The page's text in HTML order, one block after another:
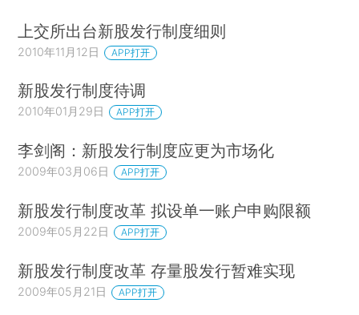
上交所出台新股发行制度细则
2010年11月12日 APP打开
新股发行制度待调
2010年01月29日 APP打开
李剑阁：新股发行制度应更为市场化
2009年03月06日 APP打开
新股发行制度改革 拟设单一账户申购限额
2009年05月22日 APP打开
新股发行制度改革 存量股发行暂难实现
2009年05月21日 APP打开